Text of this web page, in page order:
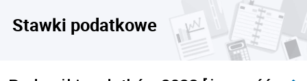
Stawki podatkowe